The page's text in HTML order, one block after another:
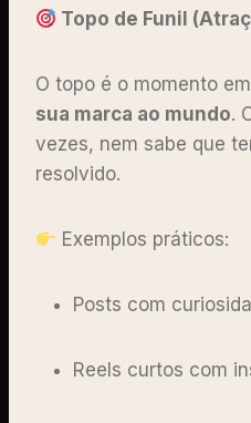
Topo de Funil
O topo é o momento
sua marca ao mundo.
vezes, nem sabe que
resolvido.
Exemplos práticos:
Posts com
Reels curtos com